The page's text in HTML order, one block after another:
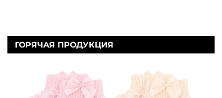
ГОРЯЧАЯ ПРОДУКЦИЯ